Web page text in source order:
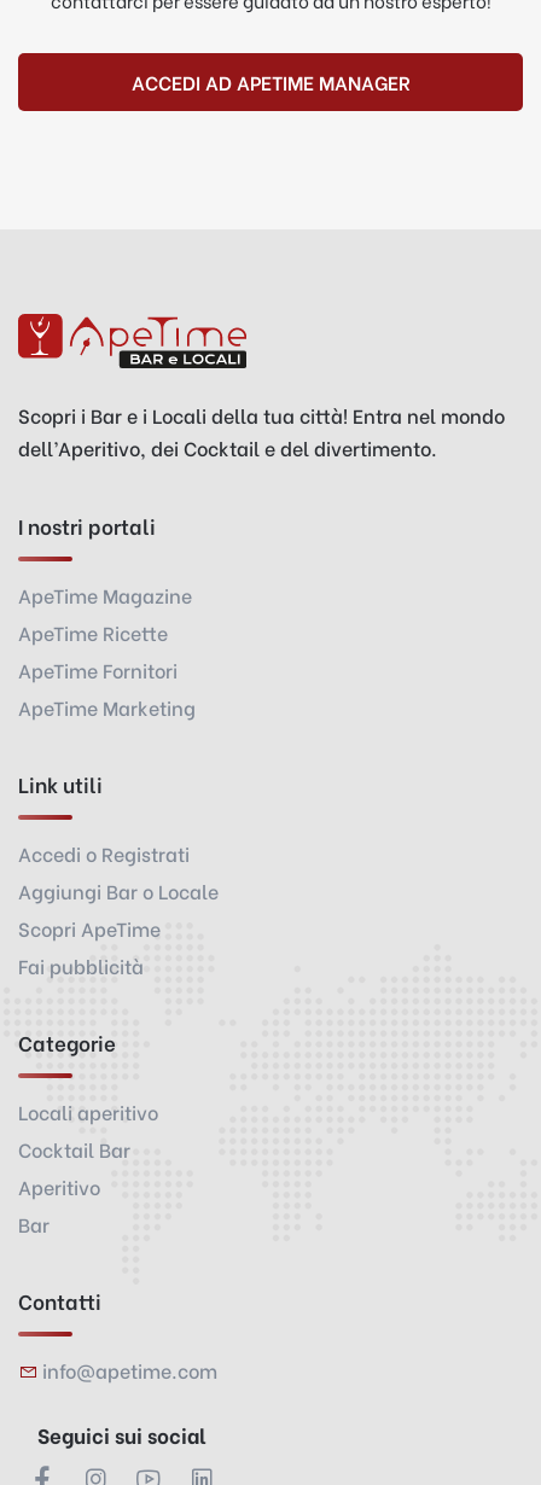
ACCEDI AD APETIME MANAGER
Scopri i Bar e i Locali della tua città! Entra nel mondo
dell’Aperitivo, dei Cocktail e del divertimento.
I nostri portali
ApeTime Magazine
ApeTime Ricette
ApeTime Fornitori
ApeTime Marketing
Link utili
Accedi o Registrati
Aggiungi Bar o Locale
Scopri ApeTime
Fai pubblicità
Categorie
Locali aperitivo
Cocktail Bar
Aperitivo
Bar
Contatti
info@apetime.com
Seguici sui social